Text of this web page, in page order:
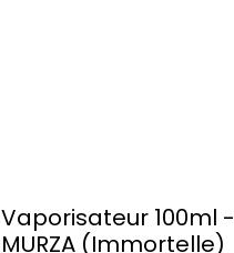
Vaporisateur 100ml -
MURZA (Immortelle)